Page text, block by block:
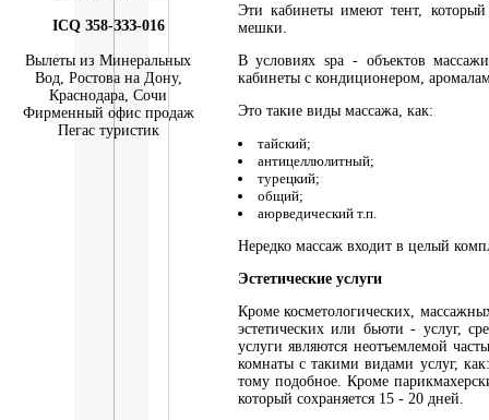
ICQ З58-ЗЗЗ-016
Вылеты из Минеральных
Вод, Ростова на Дону,
Краснодара, Сочи
Фирменный офис продаж
Пегас туристик
Эти кабинеты имеют тент,
мешки.
В условиях spa - объектов
кабинеты с кондиционером,
Это такие виды массажа, как:
тайский;
антицеллюлитный;
турецкий;
общий;
аюрведический т.п.
Нередко массаж входит в целый
Эстетические услуги
Кроме косметологических,
эстетических или бьюти - услуг,
услуги являются неотъемлемой
комнаты с такими видами услуг,
тому подобное. Кроме
который сохраняется 15 - 20 дней.